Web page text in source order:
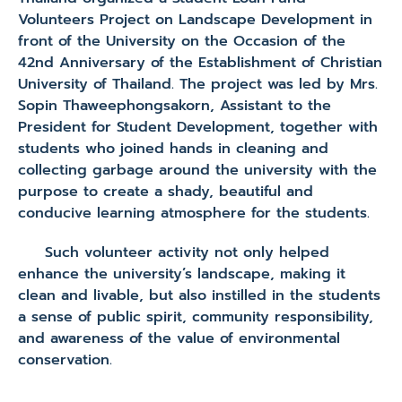
Volunteers Project on Landscape Development in
front of the University on the Occasion of the
42nd Anniversary of the Establishment of Christian
University of Thailand. The project was led by Mrs.
Sopin Thaweephongsakorn, Assistant to the
President for Student Development, together with
students who joined hands in cleaning and
collecting garbage around the university with the
purpose to create a shady, beautiful and
conducive learning atmosphere for the students.
Such volunteer activity not only helped
enhance the university’s landscape, making it
clean and livable, but also instilled in the students
a sense of public spirit, community responsibility,
and awareness of the value of environmental
conservation.